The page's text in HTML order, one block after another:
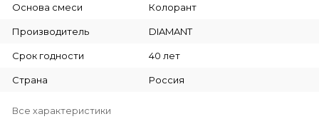
Основа смеси Колорант
Производитель DIAMANT
Срок годности 40 лет
Страна Россия
Все характеристики